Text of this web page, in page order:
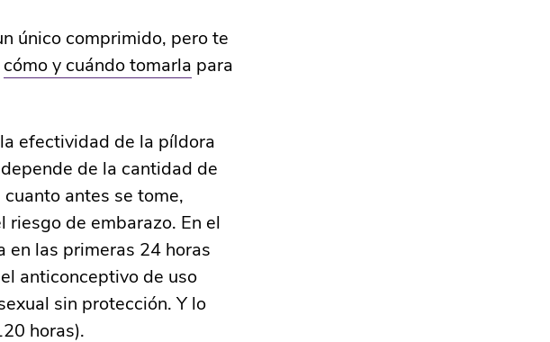
único comprimido, pero te
cómo y cuándo tomarla para
efectividad de la píldora
de la cantidad de
antes se tome,
de embarazo. En el
en las primeras 24 horas
anticonceptivo de uso
sin protección. Y lo
horas).